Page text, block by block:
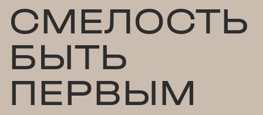
СМЕЛОСТЬ
БЫТЬ
ПЕРВЫМ